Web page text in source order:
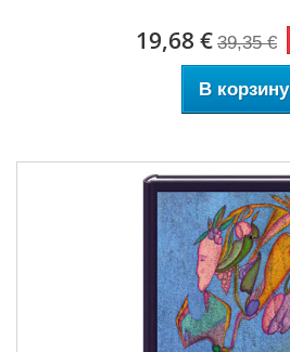
19,68 € 39,35 €
В корзину